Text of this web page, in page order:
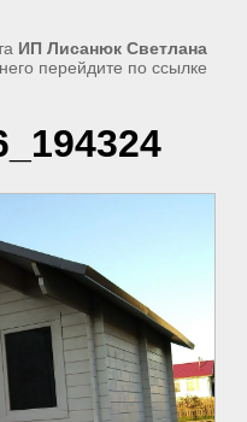
ИП Лисанюк Светлана
перейдите по ссылке